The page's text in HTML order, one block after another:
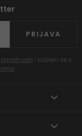
PRIJAVA
privatnosti i slažem se s